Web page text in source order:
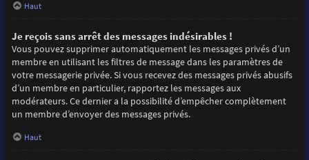
Haut
Je reçois sans arrêt des messages indésirables !
Vous pouvez supprimer automatiquement les messages privés d’un
membre en utilisant les filtres de message dans les paramètres de
votre messagerie privée. Si vous recevez des messages privés abusifs
d’un membre en particulier, rapportez les messages aux
modérateurs. Ce dernier a la possibilité d’empêcher complètement
un membre d’envoyer des messages privés.
Haut